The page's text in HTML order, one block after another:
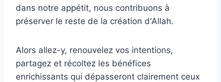
dans notre appétit, nous contribuons à
préserver le reste de la création d'Allah.
Alors allez-y, renouvelez vos intentions,
partagez et récoltez les bénéfices
enrichissants qui dépasseront clairement ceux